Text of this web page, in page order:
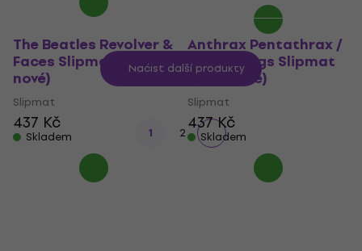
The Beatles Revolver &
Faces Slipmat (Jako
nové)
Slipmat
437 Kč
Skladem
Anthrax Pentathrax /
For All Kings Slipmat
(Jako nové)
Slipmat
437 Kč
Skladem
Načíst další produkty
1 2